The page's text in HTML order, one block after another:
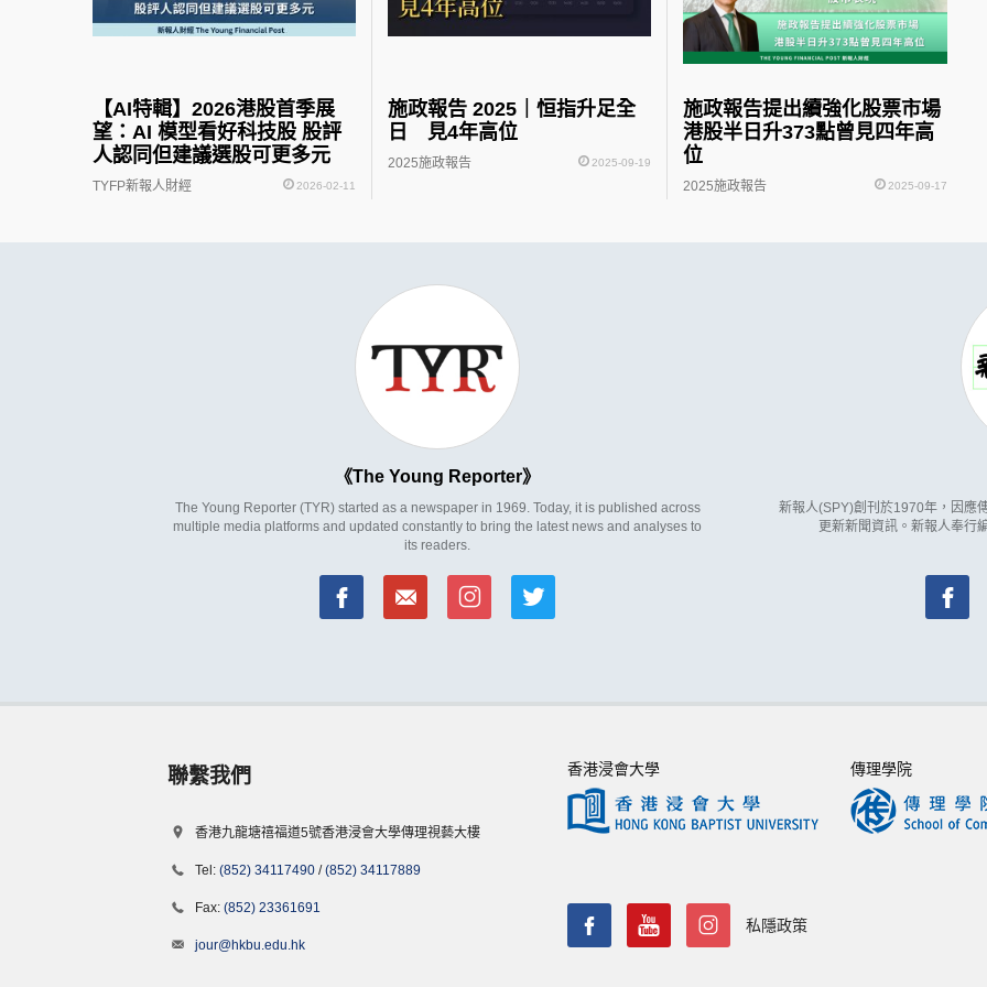
【AI特輯】2026港股首季展
望：AI 模型看好科技股 股評
人認同但建議選股可更多元
TYFP新報人財經 2026-02-11
施政報告 2025｜恒指升足全
日 見4年高位
2025施政報告 2025-09-19
施政報告提出續強化股票市場
港股半日升373點曾見四年高
位
2025施政報告 2025-09-17
The Young Reporter
The Young Reporter (TYR) started as a newspaper in 1969. Today, it is published across
multiple media platforms and updated constantly to bring the latest news and analyses to
its readers.
新報人(SPY)創刊於1970年，因應
更新新聞資訊。新報人奉行
聯繫我們
香港九龍塘禧福道5號香港浸會大學傳理視藝大樓
Tel: (852) 34117490 /(852) 34117889
Fax: (852) 23361691
jour@hkbu.edu.hk
香港浸會大學 傳理學院
私隱政策